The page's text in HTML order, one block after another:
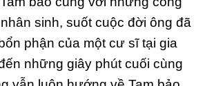
sinh, suốt cuộc đời ông đã
phận của một cư sĩ tại gia
những giây phút cuối cùng